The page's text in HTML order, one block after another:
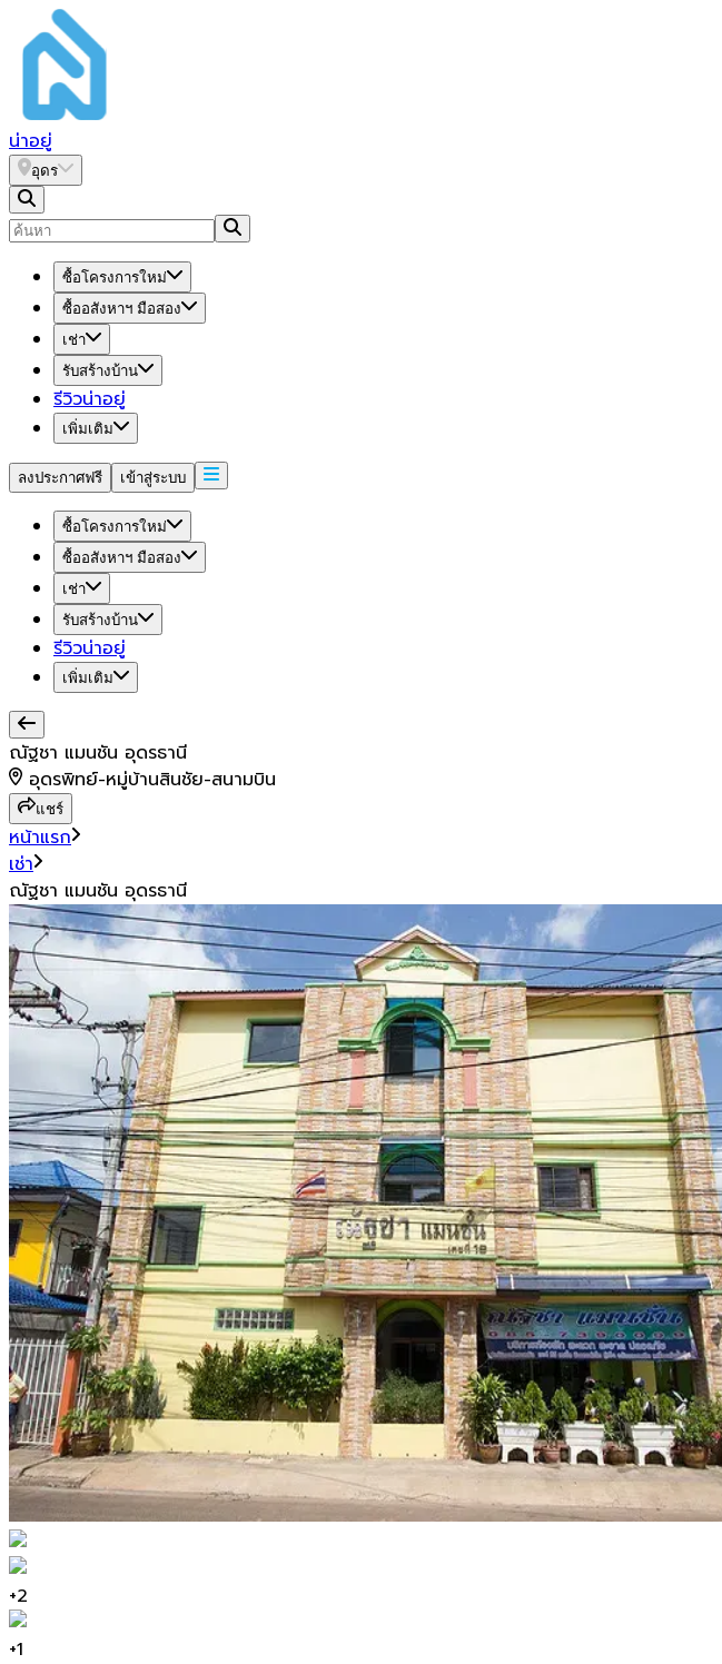
น่าอยู่
อุดร
ซื้อโครงการใหม่
ซื้ออสังหาฯ มือสอง
เช่า
รับสร้างบ้าน
รีวิวน่าอยู่
เพิ่มเติม
ลงประกาศฟรี เข้าสู่ระบบ
ซื้อโครงการใหม่
ซื้ออสังหาฯ มือสอง
เช่า
รับสร้างบ้าน
รีวิวน่าอยู่
เพิ่มเติม
ณัฐชา แมนชัน อุดรธานี
อุดรพิทย์-หมู่บ้านสินชัย-สนามบิน
แชร์
หน้าแรก
เช่า
ณัฐชา แมนชัน อุดรธานี
+2
+1